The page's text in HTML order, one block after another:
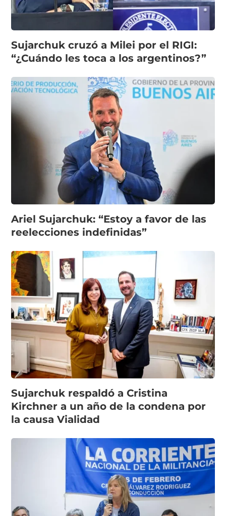
Sujarchuk cruzó a Milei por el RIGI:
“¿Cuándo les toca a los argentinos?”
Ariel Sujarchuk: “Estoy a favor de las
reelecciones indefinidas”
Sujarchuk respaldó a Cristina
Kirchner a un año de la condena por
la causa Vialidad